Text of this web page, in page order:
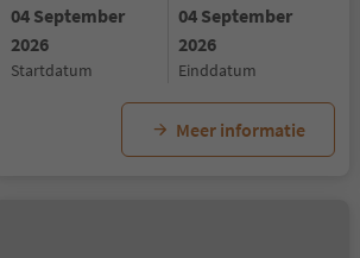
04 September
2026
startdatum
04 September
2026
einddatum
Meer informatie